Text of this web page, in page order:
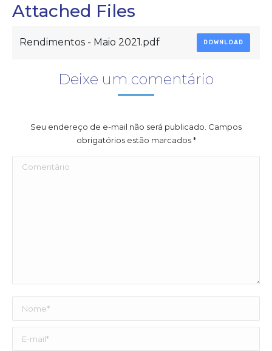
Attached Files
Rendimentos - Maio 2021.pdf DOWNLOAD
Deixe um comentário
Seu endereço de e-mail não será publicado. Campos
obrigatórios estão marcados*
Comentário
Nome *
E-mail *